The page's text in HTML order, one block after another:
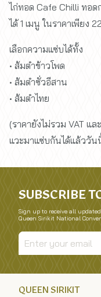
ไก่ทอด Cafe Chilli ทอ
ได้ 1 เมนู ในราคาเพียง
เลือกความแซ่บได้ทั้ง
• ส้มตำข้าวโพด
• ส้มตำซั่วอีสาน
• ส้มตำไทย
(ราคายังไม่รวม VAT แ
แวะมาแซ่บกันได้แล้ววั
SUBSCRIBE
Sign up to receive all
Queen Sirikit National
QUEEN SIRIKIT